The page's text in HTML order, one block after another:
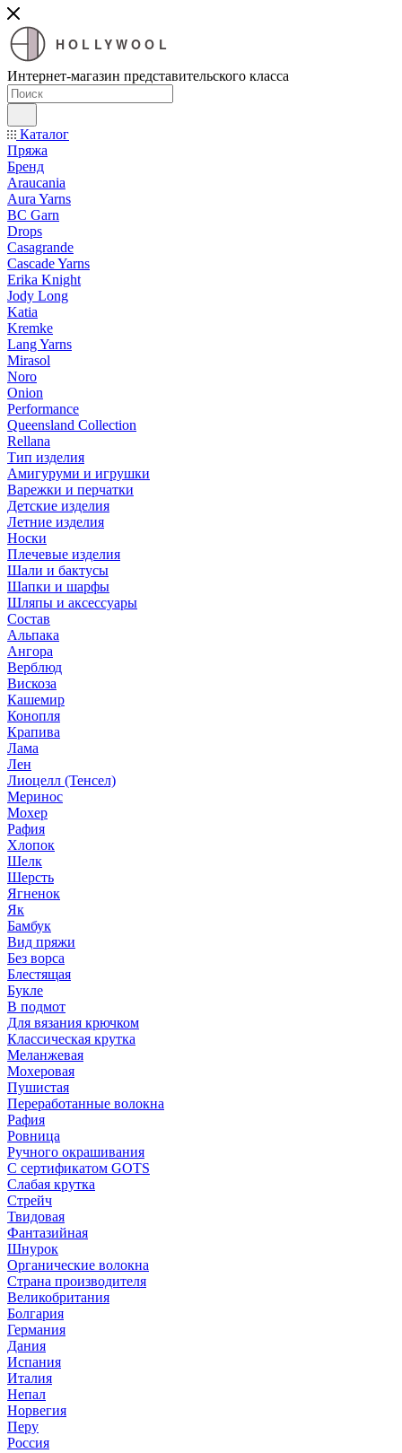
HOLLYWOOL
Интернет-магазин представительского класса
Каталог
Пряжа
Бренд
Araucania
Aura Yarns
BC Garn
Drops
Casagrande
Cascade Yarns
Erika Knight
Jody Long
Katia
Kremke
Lang Yarns
Mirasol
Noro
Onion
Performance
Queensland Collection
Rellana
Тип изделия
Амигуруми и игрушки
Варежки и перчатки
Детские изделия
Летние изделия
Носки
Плечевые изделия
Шали и бактусы
Шапки и шарфы
Шляпы и аксессуары
Состав
Альпака
Ангора
Верблюд
Вискоза
Кашемир
Конопля
Крапива
Лама
Лен
Лиоцелл (Тенсел)
Меринос
Мохер
Рафия
Хлопок
Шелк
Шерсть
Ягненок
Як
Бамбук
Вид пряжи
Без ворса
Блестящая
Букле
В подмот
Для вязания крючком
Классическая крутка
Меланжевая
Мохеровая
Пушистая
Переработанные волокна
Рафия
Ровница
Ручного окрашивания
С сертификатом GOTS
Слабая крутка
Стрейч
Твидовая
Фантазийная
Шнурок
Органические волокна
Страна производителя
Великобритания
Болгария
Германия
Дания
Испания
Италия
Непал
Норвегия
Перу
Россия